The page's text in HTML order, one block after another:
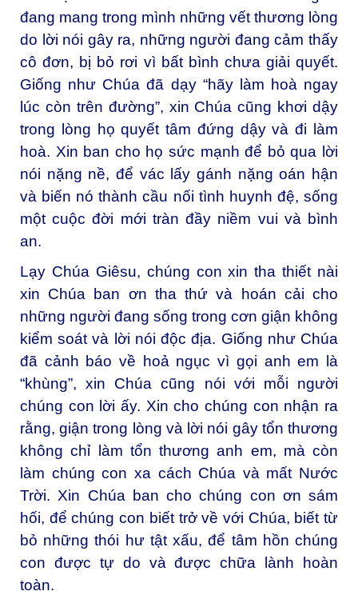
đang mang trong mình những vết thương lòng
do lời nói gây ra, những người đang cảm thấy
cô đơn, bị bỏ rơi vì bất bình chưa giải quyết.
Giống như Chúa đã dạy “hãy làm hoà ngay
lúc còn trên đường”, xin Chúa cũng khơi dậy
trong lòng họ quyết tâm đứng dậy và đi làm
hoà. Xin ban cho họ sức mạnh để bỏ qua lời
nói nặng nề, để vác lấy gánh nặng oán hận
và biến nó thành cầu nối tình huynh đệ, sống
một cuộc đời mới tràn đầy niềm vui và bình
an.
Lạy Chúa Giêsu, chúng con xin tha thiết nài
xin Chúa ban ơn tha thứ và hoán cải cho
những người đang sống trong cơn giận không
kiểm soát và lời nói độc địa. Giống như Chúa
đã cảnh báo về hoả ngục vì gọi anh em là
“khùng”, xin Chúa cũng nói với mỗi người
chúng con lời ấy. Xin cho chúng con nhận ra
rằng, giận trong lòng và lời nói gây tổn thương
không chỉ làm tổn thương anh em, mà còn
làm chúng con xa cách Chúa và mất Nước
Trời. Xin Chúa ban cho chúng con ơn sám
hối, để chúng con biết trở về với Chúa, biết từ
bỏ những thói hư tật xấu, để tâm hồn chúng
con được tự do và được chữa lành hoàn
toàn.